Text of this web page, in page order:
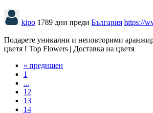
kipo 1789 дни преди България https://
Подарете уникални и неповторими
цветя ! Top Flowers | Доставка на цветя
« предишен
1
...
12
13
14